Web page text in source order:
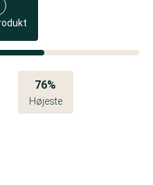
76%
Højeste